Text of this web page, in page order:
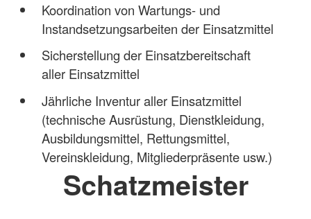
Koordination von Wartungs- und
Instandsetzungsarbeiten der Einsatzmittel
Sicherstellung der Einsatzbereitschaft
aller Einsatzmittel
Jährliche Inventur aller Einsatzmittel
(technische Ausrüstung, Dienstkleidung,
Ausbildungsmittel, Rettungsmittel,
Vereinskleidung, Mitgliederpräsente usw.)
Schatzmeister